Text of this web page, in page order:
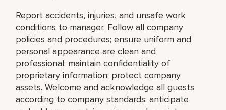
Report accidents, injuries, and unsafe work
conditions to manager. Follow all company
policies and procedures; ensure uniform and
personal appearance are clean and
professional; maintain confidentiality of
proprietary information; protect company
assets. Welcome and acknowledge all guests
according to company standards; anticipate